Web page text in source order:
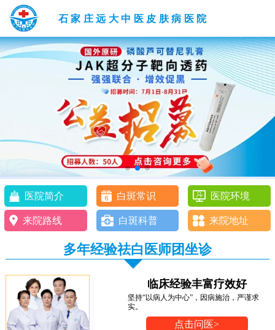
石家庄远大中医皮肤病医院
医院简介 白斑常识 医院环境
来院路线 白斑科普 来院地址
多年经验祛白医师团坐诊
临床经验丰富疗效好
坚持“以病人为中心”，因病施治，严谨求
实。
点击问医>